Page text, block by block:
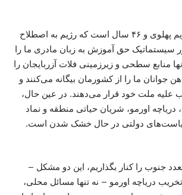
۵۴ سال است که رژیم پهلوی و ۴۶ سال است که رژیم به اصطلاح
سیستماتیک حق آموزش به زبان مادری ما را
منابع سطحی و زیرزمینی فلات آزربایجان را
جوانان ما را از کشورمان بیگانه می‌کنند و
علیه ملت خود قرار می‌دهند. در عین حال،
دریاچه اورمو، شریان حیاتی منطقه و نماد
دولتی در حال خشک شدن است.
جنوب را کنار بگذاریم، این دو مشکل –
دریاچه اورمو – نه تنها مسائل محلی،